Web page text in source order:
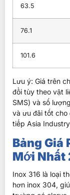
63.5
76.1
101.6
Lưu ý: Giá trên
đổi tùy theo vật
SMS) và số
và ưu đãi tốt cho
tiếp Asia
Bảng Giá
Mới Nhất
Inox 316 là loại
hơn inox 304,